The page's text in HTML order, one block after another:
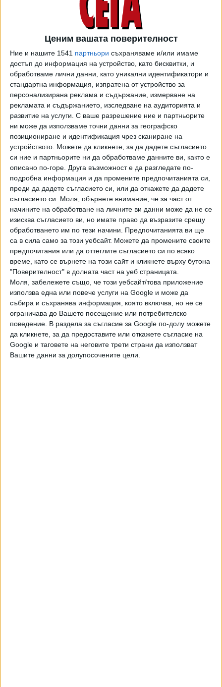
Ценим вашата поверителност
Ние и нашите 1541 партньори съхраняваме и/или имаме
достъп до информация на устройство, като бисквитки, и
обработваме лични данни, като уникални идентификатори и
стандартна информация, изпратена от устройство за
персонализирана реклама и съдържание, измерване на
рекламата и съдържанието, изследване на аудиторията и
развитие на услуги. С ваше разрешение ние и партньорите
ни може да използваме точни данни за географско
позициониране и идентификация чрез сканиране на
устройството. Можете да кликнете, за да дадете съгласието
си ние и партньорите ни да обработваме данните ви, както е
описано по-горе. Друга възможност е да разгледате по-
подробна информация и да промените предпочитанията си,
преди да дадете съгласието си, или да откажете да дадете
съгласието си.
Моля, обърнете внимание, че за част от
начините на обработване на личните ви данни може да не се
изисква съгласието ви, но имате право да възразите срещу
обработването им по тези начини. Предпочитанията ви ще
са в сила само за този уебсайт. Можете да промените своите
предпочитания или да оттеглите съгласието си по всяко
време, като се върнете на този сайт и кликнете върху бутона
"Поверителност" в долната част на уеб страницата.
Моля, забележете също, че този уебсайт/това приложение
използва една или повече услуги на Google и може да
събира и съхранява информация, която включва, но не се
ограничава до Вашето посещение или потребителско
поведение. В раздела за съгласие за Google по-долу можете
да кликнете, за да предоставите или откажете съгласие на
Google и таговете на неговите трети страни да използват
Вашите данни за долупосочените цели.
ПОСЛЕ Разгледай всички